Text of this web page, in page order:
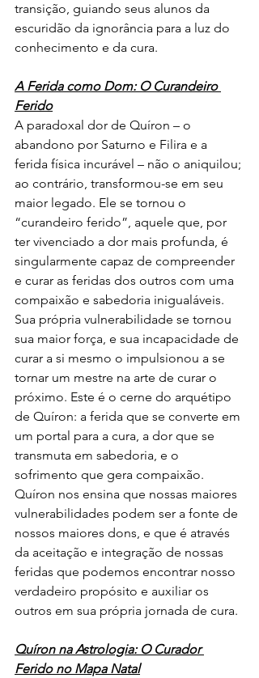
transição, guiando seus alunos da
escuridão da ignorância para a luz do
conhecimento e da cura.
A Ferida como Dom: O Curandeiro
Ferido
A paradoxal dor de Quíron – o
abandono por Saturno e Filira e a
ferida física incurável – não o aniquilou;
ao contrário, transformou-se em seu
maior legado. Ele se tornou o
“curandeiro ferido”, aquele que, por
ter vivenciado a dor mais profunda, é
singularmente capaz de compreender
e curar as feridas dos outros com uma
compaixão e sabedoria inigualáveis.
Sua própria vulnerabilidade se tornou
sua maior força, e sua incapacidade de
curar a si mesmo o impulsionou a se
tornar um mestre na arte de curar o
próximo. Este é o cerne do arquétipo
de Quíron: a ferida que se converte em
um portal para a cura, a dor que se
transmuta em sabedoria, e o
sofrimento que gera compaixão.
Quíron nos ensina que nossas maiores
vulnerabilidades podem ser a fonte de
nossos maiores dons, e que é através
da aceitação e integração de nossas
feridas que podemos encontrar nosso
verdadeiro propósito e auxiliar os
outros em sua própria jornada de cura.
Quíron na Astrologia: O Curador
Ferido no Mapa Natal